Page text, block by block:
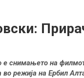
е снимањето на
режија на Ербил